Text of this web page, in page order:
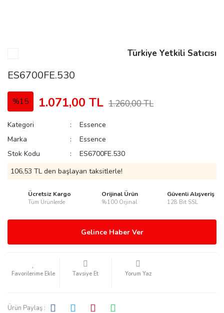
Türkiye Yetkili Satıcısı
ES6700FE.530
%15 1.071,00 TL 1.260,00 TL
Kategori
Essence
Marka
Essence
Stok Kodu
ES6700FE.530
106,53 TL den başlayan taksitlerle!
Ücretsiz Kargo
Tüm Ürünlerde
Orijinal Ürün
%100 Orjinal
Güvenli Alışveriş
128 Bit SSL
Gelince Haber Ver
Tavsiye Et Yorum Yaz
Ürün Paylaş :